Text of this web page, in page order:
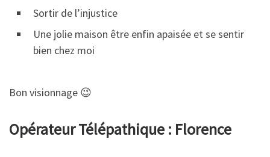
Sortir de l’injustice
Une jolie maison être enfin apaisée et se sentir
bien chez moi
Bon visionnage 😉
Opérateur Télépathique : Florence